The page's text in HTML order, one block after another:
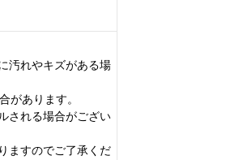
汚れやキズがある場
があります。
される場合がござい
ますのでご了承くだ